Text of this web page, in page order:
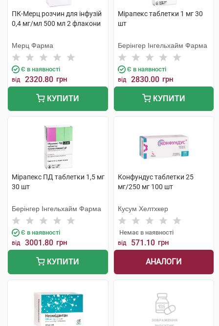
ПК-Мерц розчин для інфузій
0,4 мг/мл 500 мл 2 флакони
Мерц Фарма
Є в наявності
від 2320.80 грн
КУПИТИ
Мірапекс таблетки 1 мг 30
шт
Берінгер Інгельхайм Фарма
Є в наявності
від 2830.00 грн
КУПИТИ
Мірапекс ПД таблетки 1,5 мг
30 шт
Берінгер Інгельхайм Фарма
Є в наявності
від 3001.80 грн
КУПИТИ
Конфундус таблетки 25
мг/250 мг 100 шт
Кусум Хелтхкер
Немає в наявності
від 571.10 грн
АНАЛОГИ